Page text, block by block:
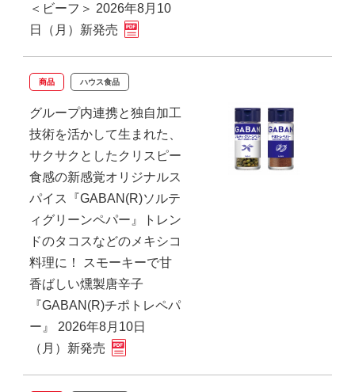
＜ビーフ＞ 2026年8月10
日（月）新発売
商品 ハウス食品
グループ内連携と独自加工
技術を活かして生まれた、
サクサクとしたクリスピー
食感の新感覚オリジナルス
パイス『GABAN(R)ソルテ
ィグリーンペパー』トレン
ドのタコスなどのメキシコ
料理に！ スモーキーで甘
香ばしい燻製唐辛子
『GABAN(R)チポトレペパ
ー』 2026年8月10日
（月）新発売